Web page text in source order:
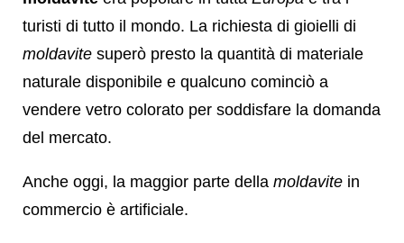
turisti di tutto il mondo. La richiesta di gioielli di
moldavite superò presto la quantità di materiale
naturale disponibile e qualcuno cominciò a
vendere vetro colorato per soddisfare la domanda
del mercato.
Anche oggi, la maggior parte della moldavite in
commercio è artificiale.